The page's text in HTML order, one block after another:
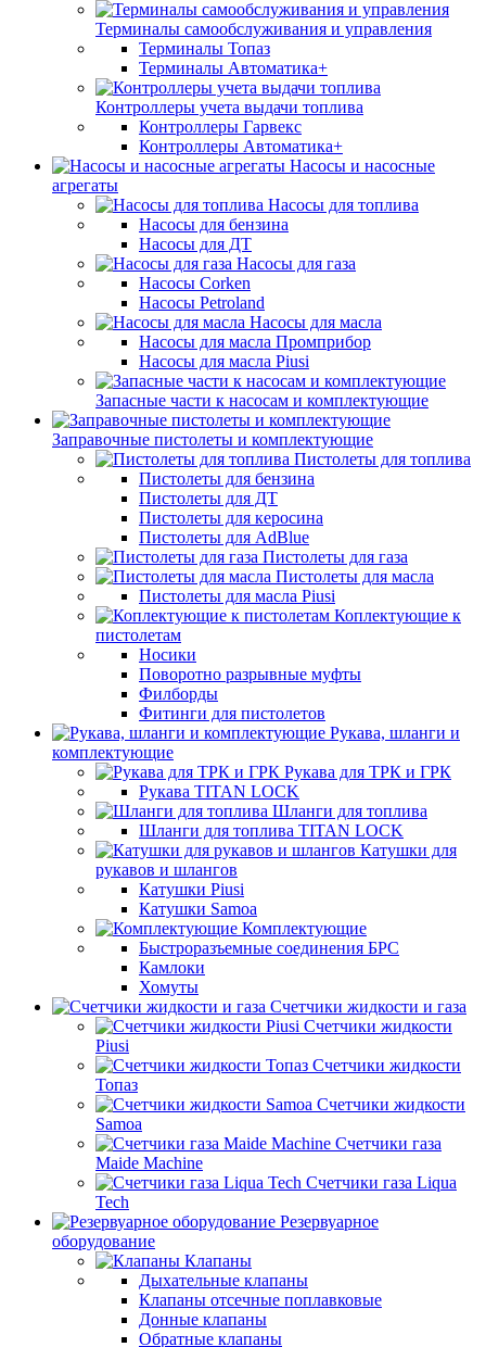
Терминалы самообслуживания и управления
Терминалы Топаз
Терминалы Автоматика+
Контроллеры учета выдачи топлива
Контроллеры Гарвекс
Контроллеры Автоматика+
Насосы и насосные
агрегаты
Насосы для топлива
Насосы для бензина
Насосы для ДТ
Насосы для газа
Насосы Corken
Насосы Petroland
Насосы для масла
Насосы для масла Промприбор
Насосы для масла Piusi
Запасные части к насосам и комплектующие
Заправочные пистолеты и комплектующие
Пистолеты для топлива
Пистолеты для бензина
Пистолеты для ДТ
Пистолеты для керосина
Пистолеты для AdBlue
Пистолеты для газа
Пистолеты для масла
Пистолеты для масла Piusi
Коплектующие к
пистолетам
Носики
Поворотно разрывные муфты
Филборды
Фитинги для пистолетов
Рукава, шланги и
комплектующие
Рукава для ТРК и ГРК
Рукава TITAN LOCK
Шланги для топлива
Шланги для топлива TITAN LOCK
Катушки для
рукавов и шлангов
Катушки Piusi
Катушки Samoa
Комплектующие
Быстроразъемные соединения БРС
Камлоки
Хомуты
Счетчики жидкости и газа
Счетчики жидкости
Piusi
Счетчики жидкости
Топаз
Счетчики жидкости
Samoa
Счетчики газа
Maide Machine
Счетчики газа Liqua
Tech
Резервуарное
оборудование
Клапаны
Дыхательные клапаны
Клапаны отсечные поплавковые
Донные клапаны
Обратные клапаны